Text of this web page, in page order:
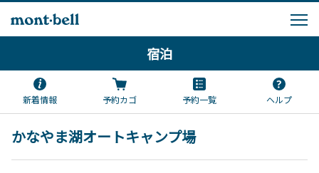
宿泊
新着情報 予約カゴ 予約一覧 ヘルプ
かなやま湖オートキャンプ場